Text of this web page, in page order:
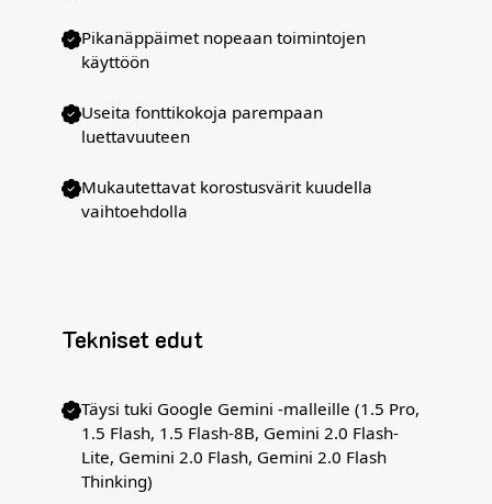
Pikanäppäimet nopeaan toimintojen
käyttöön
Useita fonttikokoja parempaan
luettavuuteen
Mukautettavat korostusvärit kuudella
vaihtoehdolla
Tekniset edut
Täysi tuki Google Gemini -malleille (1.5 Pro,
1.5 Flash, 1.5 Flash-8B, Gemini 2.0 Flash-
Lite, Gemini 2.0 Flash, Gemini 2.0 Flash
Thinking)